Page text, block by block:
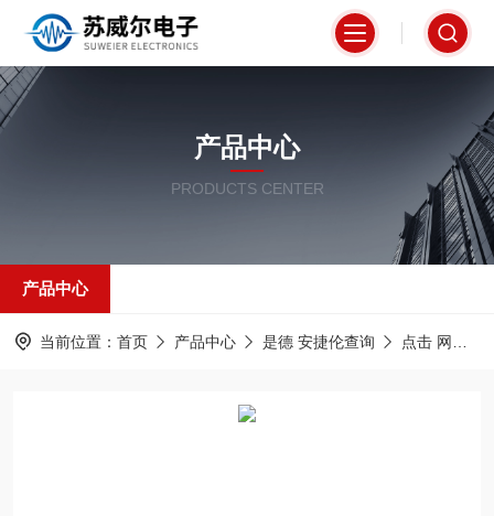
产品中心
PRODUCTS CENTER
产品中心
当前位置： 首页 产品中心 是德 安捷伦查询 点击 网络分析仪